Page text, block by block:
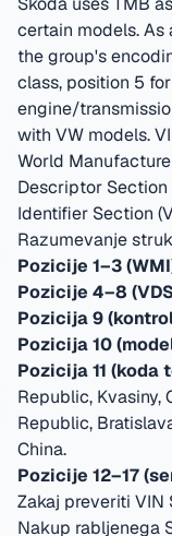
certain models. As
the group's
class, position 5
engine/
with VW models.
World
Descriptor Section
Identifier Section
Razumevanje
Pozicije 1–3
Pozicije 4–8
Pozicija 9
Pozicija 10
Pozicija 11 (koda
Republic, Kvasiny,
Republic,
China.
Pozicije 12–17
Zakaj preveriti VIN
Nakup rabljenega